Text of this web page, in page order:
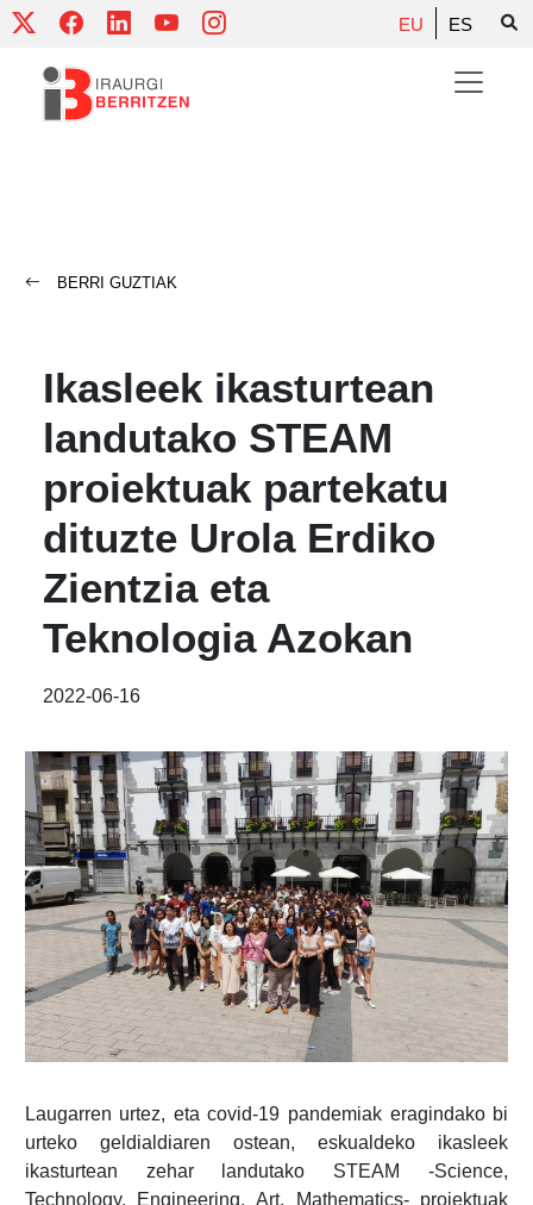
Skip
content
EU ES
BERRI GUZTIAK
Ikasleek ikasturtean
landutako STEAM
proiektuak partekatu
dituzte Urola Erdiko
Zientzia eta
Teknologia Azokan
2022-06-16
Laugarren urtez, eta covid-19 pandemiak eragindako bi
urteko geldialdiaren ostean, eskualdeko ikasleek
ikasturtean zehar landutako STEAM -Science,
Technology, Engineering, Art, Mathematics- proiektuak